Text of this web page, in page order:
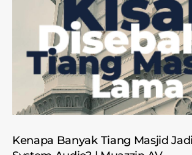
Kenapa Banyak Tiang Masjid